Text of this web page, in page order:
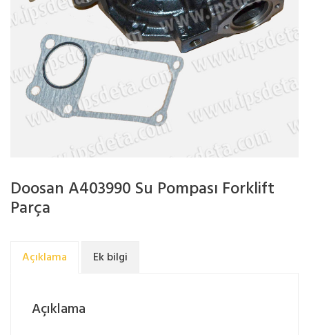
Doosan A403990 Su Pompası Forklift
Parça
Açıklama Ek bilgi
Açıklama